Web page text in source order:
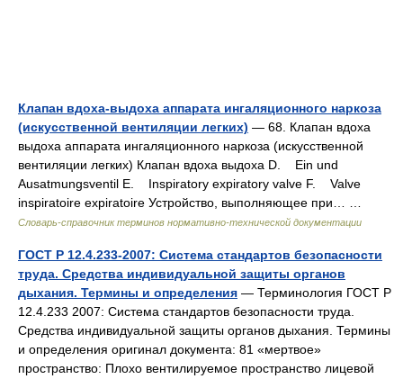
Клапан вдоха-выдоха аппарата ингаляционного наркоза
(искусственной вентиляции легких) — 68. Клапан вдоха
выдоха аппарата ингаляционного наркоза (искусственной
вентиляции легких) Клапан вдоха выдоха D. Ein und
Ausatmungsventil E. Inspiratory expiratory valve F. Valve
inspiratoire expiratoire Устройство, выполняющее при… …
Словарь-справочник терминов нормативно-технической документации
ГОСТ Р 12.4.233-2007: Система стандартов безопасности
труда. Средства индивидуальной защиты органов
дыхания. Термины и определения — Терминология ГОСТ Р
12.4.233 2007: Система стандартов безопасности труда.
Средства индивидуальной защиты органов дыхания. Термины
и определения оригинал документа: 81 «мертвое»
пространство: Плохо вентилируемое пространство лицевой